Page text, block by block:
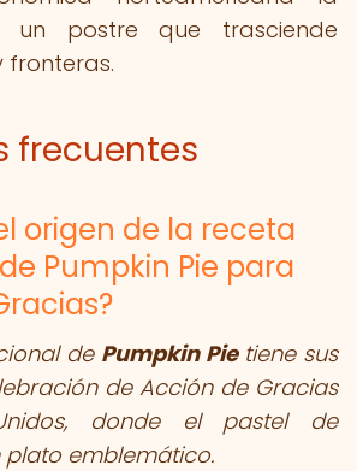
un postre que trasciende
fronteras.
frecuentes
origen de la receta
Pumpkin Pie para
de Pumpkin Pietiene sus
de Acción de Gracias
donde el pastel de
plato emblemático.